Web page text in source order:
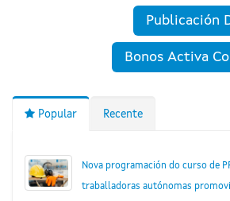
Publicación
Bonos Activa
Popular Recente
Nova programación do curso de
traballadoras autónomas